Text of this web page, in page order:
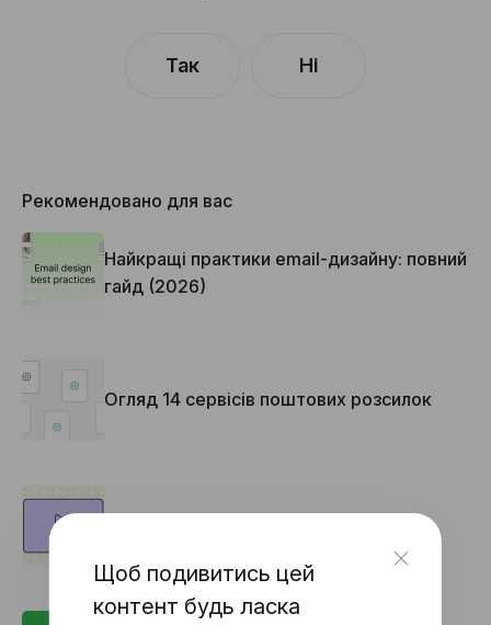
Щоб подивитись цей
контент будь ласка
Так Ні
Рекомендовано для вас
Найкращі практики email-дизайну: повний
гайд (2026)
Огляд 14 сервісів поштових розсилок